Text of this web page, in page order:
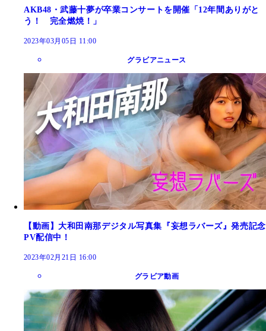
AKB48・武藤十夢が卒業コンサートを開催「12年間ありがと
う！ 完全燃焼！」
2023年03月05日 11:00
グラビアニュース
【動画】大和田南那デジタル写真集『妄想ラバーズ』発売記念
PV配信中！
2023年02月21日 16:00
グラビア動画